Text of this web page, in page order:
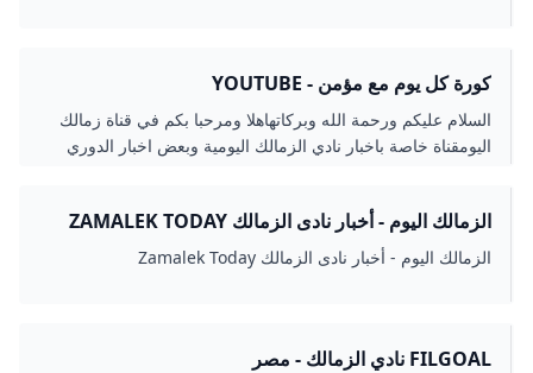
كورة كل يوم مع مؤمن - YOUTUBE
السلام عليكم ورحمة الله وبركاتهاهلا ومرحبا بكم في قناة زمالك
اليومقناة خاصة باخبار نادي الزمالك اليومية وبعض اخبار الدوري
الزمالك اليوم - أخبار نادى الزمالك ZAMALEK TODAY
الزمالك اليوم - أخبار نادى الزمالك Zamalek Today
FILGOAL نادي الزمالك - مصر